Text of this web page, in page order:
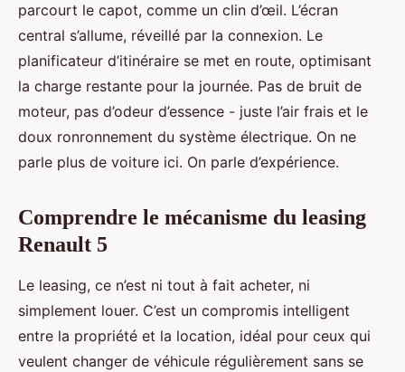
parcourt le capot, comme un clin d’œil. L’écran
central s’allume, réveillé par la connexion. Le
planificateur d’itinéraire se met en route, optimisant
la charge restante pour la journée. Pas de bruit de
moteur, pas d’odeur d’essence - juste l’air frais et le
doux ronronnement du système électrique. On ne
parle plus de voiture ici. On parle d’expérience.
Comprendre le mécanisme du leasing
Renault 5
Le leasing, ce n’est ni tout à fait acheter, ni
simplement louer. C’est un compromis intelligent
entre la propriété et la location, idéal pour ceux qui
veulent changer de véhicule régulièrement sans se